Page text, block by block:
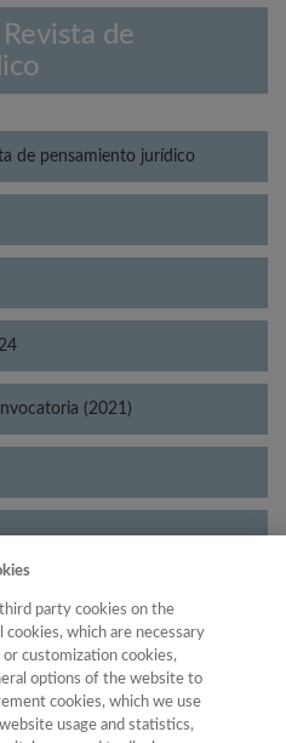
de
de pensamiento jurídico
(2021)
party cookies on the
cookies, which are necessary
customization cookies,
options of the website to
cookies, which we use
usage and statistics,